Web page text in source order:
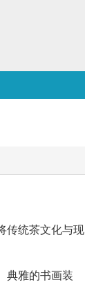
传统茶文化与现
典雅的书画装